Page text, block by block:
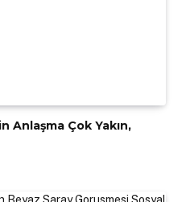
Anlaşma Çok Yakın,